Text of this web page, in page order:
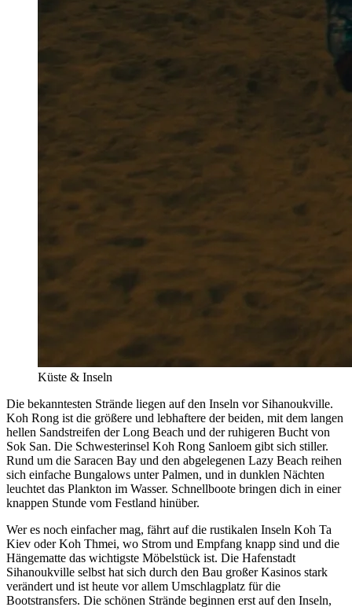
Küste & Inseln
Die bekanntesten Strände liegen auf den Inseln vor Sihanoukville.
Koh Rong ist die größere und lebhaftere der beiden, mit dem langen
hellen Sandstreifen der Long Beach und der ruhigeren Bucht von
Sok San. Die Schwesterinsel Koh Rong Sanloem gibt sich stiller.
Rund um die Saracen Bay und den abgelegenen Lazy Beach reihen
sich einfache Bungalows unter Palmen, und in dunklen Nächten
leuchtet das Plankton im Wasser. Schnellboote bringen dich in einer
knappen Stunde vom Festland hinüber.
Wer es noch einfacher mag, fährt auf die rustikalen Inseln Koh Ta
Kiev oder Koh Thmei, wo Strom und Empfang knapp sind und die
Hängematte das wichtigste Möbelstück ist. Die Hafenstadt
Sihanoukville selbst hat sich durch den Bau großer Kasinos stark
verändert und ist heute vor allem Umschlagplatz für die
Bootstransfers. Die schönen Strände beginnen erst auf den Inseln,